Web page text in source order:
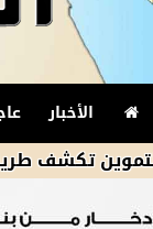
الأخبار
طريقة الإبلاغ